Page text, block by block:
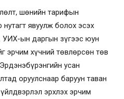
шөнийн тарифын
нутагт явуулж болох эсэх
УИХ-ын даргын зүгээс юун
эрчим хүчний төвлөрсөн төв
усан
оруулснаар баруун таван
эрхлэх эрчим